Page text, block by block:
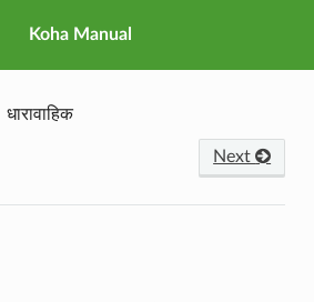
Koha Manual
धारावाहिक
Next